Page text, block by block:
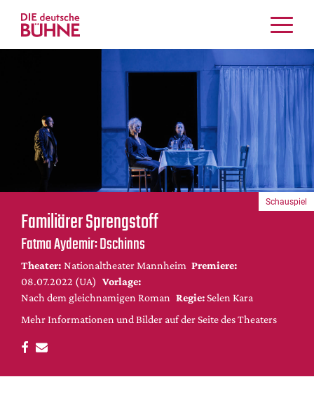
Tanz
Crossover
Bühnenwelt
Festivals & Veranstaltungen
Menschen & Theater
Themen
Internationales
Nachrufe
Medientipps
DdB-map
Kalender
Premierensuche
Familiärer Sprengstoff
Fatma Aydemir: Dschinns
Theater: Nationaltheater Mannheim Premiere:
08.07.2022 (UA) Vorlage:
Nach dem gleichnamigen Roman Regie: Selen Kara
Mehr Informationen und Bilder auf der Seite des Theaters
Schauspiel